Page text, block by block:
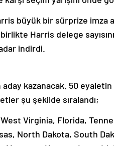
büyük bir sürprize imza
Harris delege sayısını
indirdi.
kazanacak. 50 eyaletin
şu şekilde sıralandı;
West Virginia, Florida,
North Dakota, South